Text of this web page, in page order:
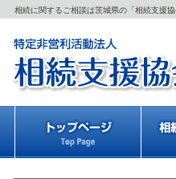
相続に関するご相談は茨城県の「相続支援協